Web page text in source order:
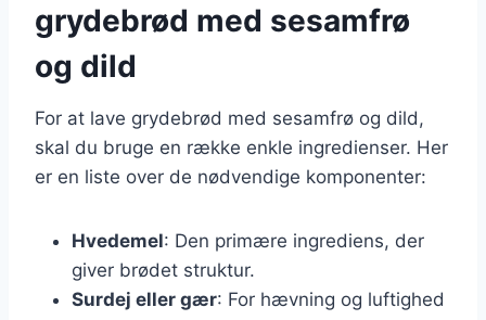
grydebrød med sesamfrø
og dild
For at lave grydebrød med sesamfrø og dild,
skal du bruge en række enkle ingredienser. Her
er en liste over de nødvendige komponenter:
Hvedemel: Den primære ingrediens, der
giver brødet struktur.
Surdej eller gær: For hævning og luftighed